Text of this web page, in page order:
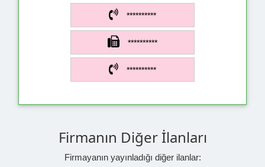
**********
**********
**********
Firmanın Diğer İlanları
Firmayanın yayınladığı diğer ilanlar: